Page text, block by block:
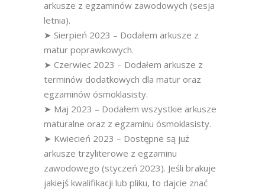
arkusze z egzaminów zawodowych (sesja
letnia).
➤ Sierpień 2023 – Dodałem arkusze z
matur poprawkowych.
➤ Czerwiec 2023 – Dodałem arkusze z
terminów dodatkowych dla matur oraz
egzaminów ósmoklasisty.
➤ Maj 2023 – Dodałem wszystkie arkusze
maturalne oraz z egzaminu ósmoklasisty.
➤ Kwiecień 2023 – Dostępne są już
arkusze trzyliterowe z egzaminu
zawodowego (styczeń 2023). Jeśli brakuje
jakiejś kwalifikacji lub pliku, to dajcie znać